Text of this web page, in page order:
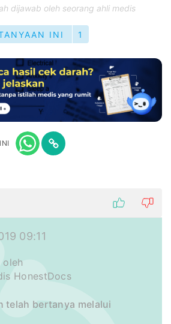
dijawab oleh seorang ahli medis
INI 1
09:11
oleh
HonestDocs
telah bertanya melalui